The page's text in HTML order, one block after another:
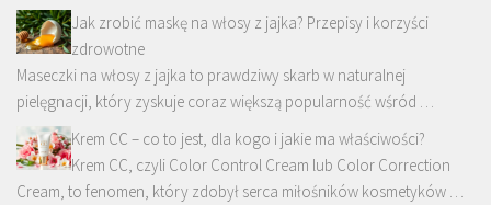
Jak zrobić maskę na włosy z jajka? Przepisy i korzyści
zdrowotne
Maseczki na włosy z jajka to prawdziwy skarb w naturalnej
pielęgnacji, który zyskuje coraz większą popularność wśród …
Krem CC – co to jest, dla kogo i jakie ma właściwości?
Krem CC, czyli Color Control Cream lub Color Correction
Cream, to fenomen, który zdobył serca miłośników kosmetyków …